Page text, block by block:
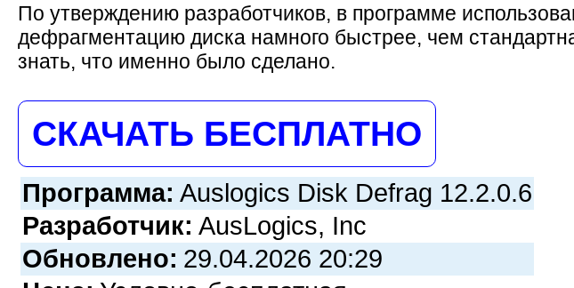
По утверждению разработчиков, в программе
дефрагментацию диска намного быстрее, чем
знать, что именно было сделано.
СКАЧАТЬ БЕСПЛАТНО
Программа: Auslogics Disk Defrag 12.2.0.6
Разработчик: AusLogics, Inc
Обновлено: 29.04.2026 20:29